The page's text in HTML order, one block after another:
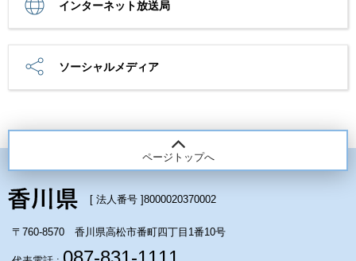
インターネット放送局
ソーシャルメディア
ページトップへ
[ 法人番号 ]8000020370002
〒760-8570 香川県高松市番町四丁目1番10号